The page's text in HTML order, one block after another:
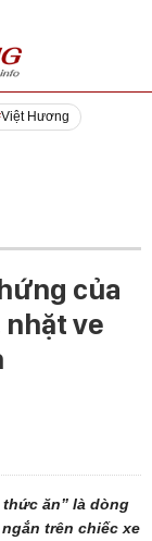
Việt Hương
của
ve
ăn” là dòng
trên chiếc xe